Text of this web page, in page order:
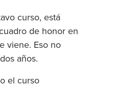
curso, está
de honor en
viene. Eso no
años.
el curso